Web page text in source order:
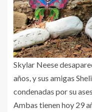
Skylar Neese
años, y sus amigas
condenadas por su
Ambas tienen hoy 29